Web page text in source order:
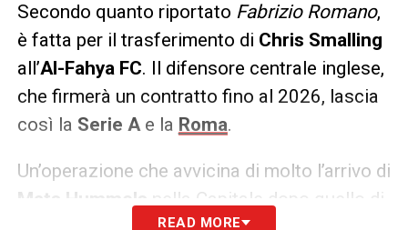
Secondo quanto riportato Fabrizio Romano,
è fatta per il trasferimento di Chris Smalling
all’Al-Fahya FC. Il difensore centrale inglese,
che firmerà un contratto fino al 2026, lascia
così la Serie Ae la Roma.
Un’operazione che avvicina di molto l’arrivo di
Mats Hummels
nella Capitale dopo quello di
READ MORE